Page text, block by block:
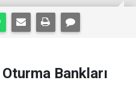
Bankları